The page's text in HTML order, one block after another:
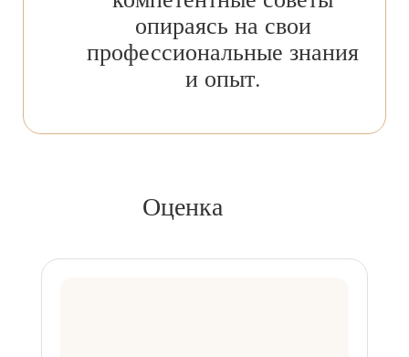
опираясь на свои
профессиональные знания
и опыт.
Оценка